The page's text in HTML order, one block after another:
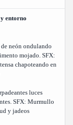
entorno
neón ondulando
mojado. SFX:
chapoteando en
luces
SFX: Murmullo
y jadeos